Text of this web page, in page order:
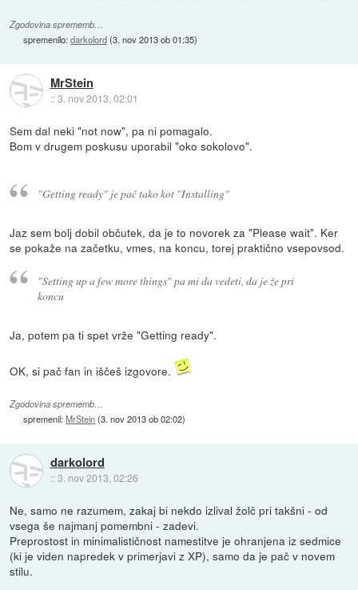
Zgodovina sprememb…
spremenilo:darkolord(3. nov 2013 ob 01:35)
MrStein
::3. nov 2013, 02:01
Sem dal neki "not now", pa ni pomagalo.
Bom v drugem poskusu uporabil "oko sokolovo".
"Getting ready" je pač tako kot "Installing"
Jaz sem bolj dobil občutek, da je to novorek za "Please wait". Ker
se pokaže na začetku, vmes, na koncu, torej praktično vsepovsod.
"Setting up a few more things" pa mi da vedeti, da je že pri
koncu
Ja, potem pa ti spet vrže "Getting ready".
OK, si pač fan in iščeš izgovore.
Zgodovina sprememb…
spremenil:MrStein(3. nov 2013 ob 02:02)
darkolord
::3. nov 2013, 02:26
Ne, samo ne razumem, zakaj bi nekdo izlival žolč pri takšni - od
vsega še najmanj pomembni - zadevi.
Preprostost in minimalističnost namestitve je ohranjena iz sedmice
(ki je viden napredek v primerjavi z XP), samo da je pač v novem
stilu.